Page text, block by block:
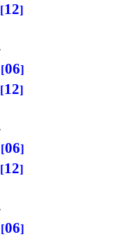
12
06
12
06
12
06